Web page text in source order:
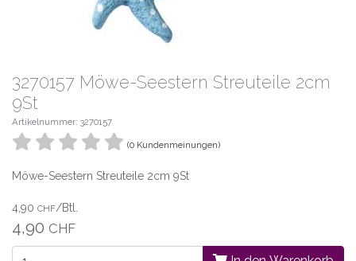
3270157 Möwe-Seestern Streuteile 2cm
9St
Artikelnummer: 3270157
(0 Kundenmeinungen)
Möwe-Seestern Streuteile 2cm 9St
4,90 CHF/Btl.
4,90 CHF